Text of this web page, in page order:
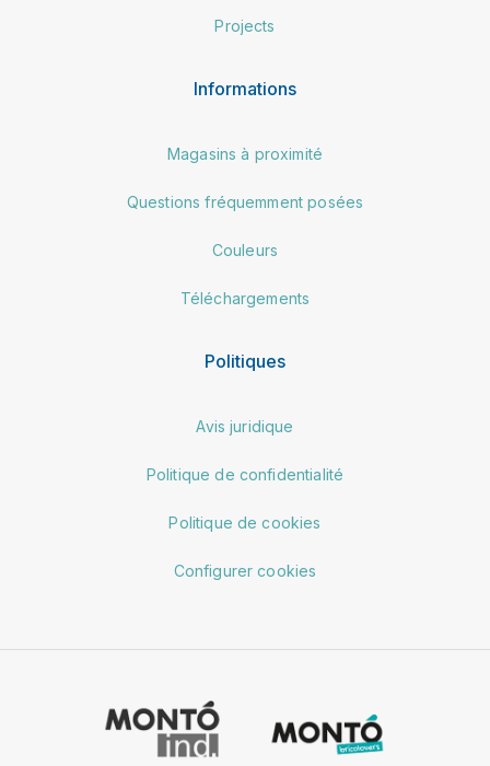
Projects
Informations
Magasins à proximité
Questions fréquemment posées
Couleurs
Téléchargements
Politiques
Avis juridique
Politique de confidentialité
Politique de cookies
Configurer cookies